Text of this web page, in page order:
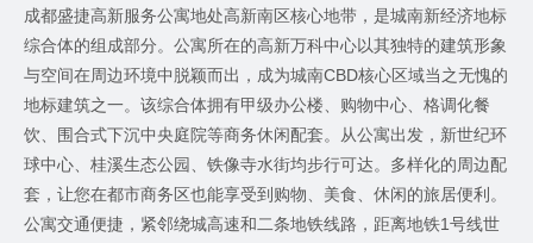
成都盛捷高新服务公寓地处高新南区核心地带，是城南新经济地标
综合体的组成部分。公寓所在的高新万科中心以其独特的建筑形象
与空间在周边环境中脱颖而出，成为城南CBD核心区域当之无愧的
地标建筑之一。该综合体拥有甲级办公楼、购物中心、格调化餐
饮、围合式下沉中央庭院等商务休闲配套。从公寓出发，新世纪环
球中心、桂溪生态公园、铁像寺水街均步行可达。多样化的周边配
套，让您在都市商务区也能享受到购物、美食、休闲的旅居便利。
公寓交通便捷，紧邻绕城高速和二条地铁线路，距离地铁1号线世